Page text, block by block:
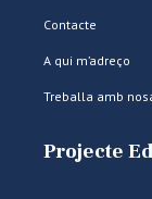
Contacte
A qui m’adreço
Treballa amb
Projecte